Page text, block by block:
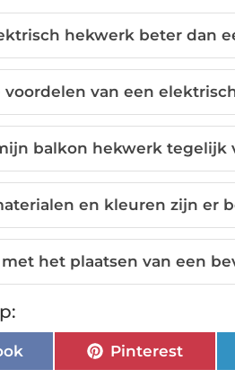
hekwerk beter dan
voordelen van een
balkon hekwerk tegelijk
en kleuren zijn er
het plaatsen van een
Pinterest